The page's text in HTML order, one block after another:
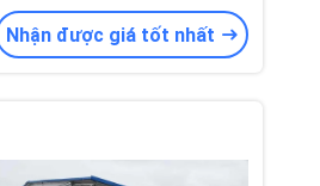
ghép bằng thép hoặc Tấm panel
Nhận được giá tốt nhất